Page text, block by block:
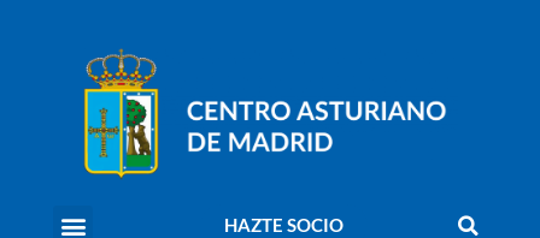
HAZTE SOCIO